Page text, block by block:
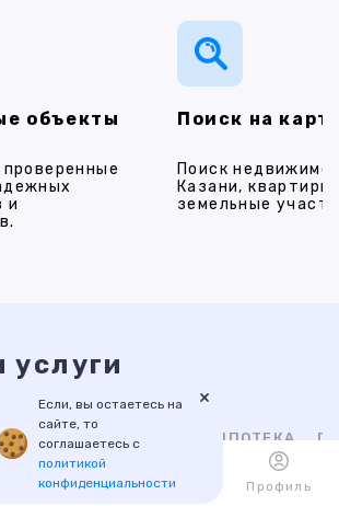
объекты
и
Поиск на
Поиск
Казани,
земельные
услуги
НОВОСТРОЙКИ ИПОТЕКА
Если, вы остаетесь на
сайте, то
соглашаетесь с
политикой
конфиденциальности
×
Каталог Избранное Профиль